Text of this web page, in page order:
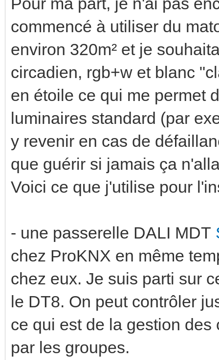
commencé à utiliser du
environ 320m² et je
circadien, rgb+w et blanc
en étoile ce qui me permet
luminaires standard (par
y revenir en cas de
que guérir si jamais ça
Voici ce que j'utilise pour
- une passerelle DALI MDT
chez ProKNX en même
chez eux. Je suis parti sur
le DT8. On peut contrôler
ce qui est de la gestion
par les groupes.